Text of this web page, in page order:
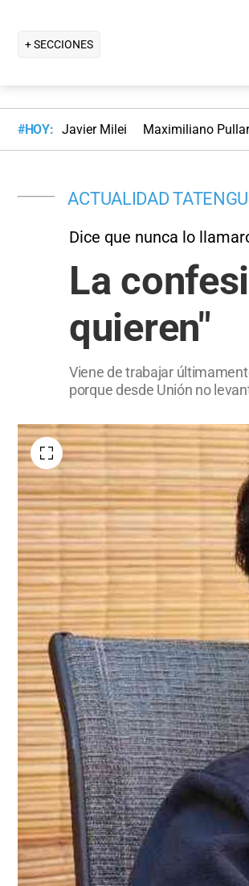
+ SECCIONES
#HOY: Javier Milei Maximiliano
ACTUALIDAD
Dice que nunca lo
La
quieren"
Viene de trabajar
porque desde Unión no